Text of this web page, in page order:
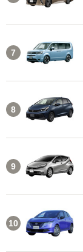
7
8
9
10